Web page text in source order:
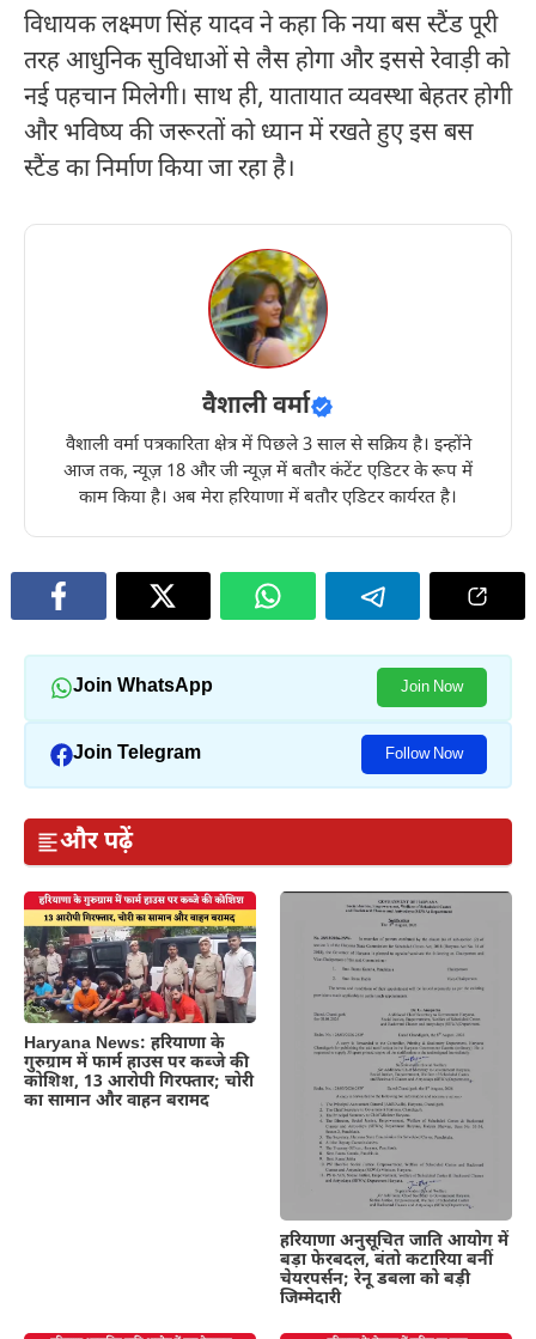
विधायक लक्ष्मण सिंह यादव ने कहा कि नया बस स्टैंड पूरी
तरह आधुनिक सुविधाओं से लैस होगा और इससे रेवाड़ी को
नई पहचान मिलेगी। साथ ही, यातायात व्यवस्था बेहतर होगी
और भविष्य की जरूरतों को ध्यान में रखते हुए इस बस
स्टैंड का निर्माण किया जा रहा है।
वैशाली वर्मा
वैशाली वर्मा पत्रकारिता क्षेत्र में पिछले 3 साल से सक्रिय है। इन्होंने
आज तक, न्यूज़ 18 और जी न्यूज़ में बतौर कंटेंट एडिटर के रूप में
काम किया है। अब मेरा हरियाणा में बतौर एडिटर कार्यरत है।
Join WhatsApp Join Now
Join Telegram Follow Now
और पढ़ें
Haryana News: हरियाणा के
गुरुग्राम में फार्म हाउस पर कब्जे की
कोशिश, 13 आरोपी गिरफ्तार; चोरी
का सामान और वाहन बरामद
हरियाणा अनुसूचित जाति आयोग में
बड़ा फेरबदल, बंतो कटारिया बनीं
चेयरपर्सन; रेनू डबला को बड़ी
जिम्मेदारी